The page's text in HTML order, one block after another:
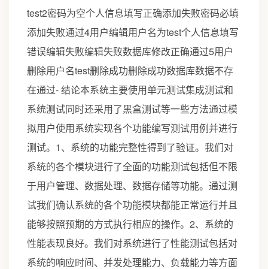
test2密码为空个人信息填写正确添加失败密码必填
添加失败通过4用户编辑用户名为test个人信息填写
错误编辑失败编辑失败数据库修改正确通过5用户
删除用户名test删除成功删除成功数据库数据不存
在通过- 结论本系统主要使用单元测试集成测试和
系统测试同时还采用了黑盒测试等一些方法通过模
拟用户使用系统实现各个功能编写测试用例并进行
测试。1、系统的功能完整性得到了验证。我们对
系统的各个模块进行了全面的功能测试包括但不限
于用户管理、数据处理、数据存储等功能。通过测
试我们确认系统的各个功能模块都能正常运行并且
能够按照预期的方式执行相应的操作。2、系统的
性能表现良好。我们对系统进行了性能测试包括对
系统的响应时间、并发处理能力、负载能力等方面